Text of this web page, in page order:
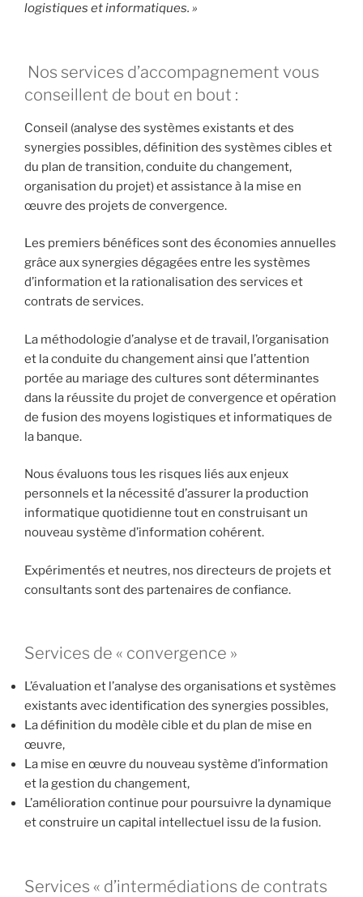
logistiques et informatiques. »
Nos services d’accompagnement vous
conseillent de bout en bout :
Conseil (analyse des systèmes existants et des
synergies possibles, définition des systèmes cibles et
du plan de transition, conduite du changement,
organisation du projet) et assistance à la mise en
œuvre des projets de convergence.
Les premiers bénéfices sont des économies annuelles
grâce aux synergies dégagées entre les systèmes
d’information et la rationalisation des services et
contrats de services.
La méthodologie d’analyse et de travail, l’organisation
et la conduite du changement ainsi que l’attention
portée au mariage des cultures sont déterminantes
dans la réussite du projet de convergence et opération
de fusion des moyens logistiques et informatiques de
la banque.
Nous évaluons tous les risques liés aux enjeux
personnels et la nécessité d’assurer la production
informatique quotidienne tout en construisant un
nouveau système d’information cohérent.
Expérimentés et neutres, nos directeurs de projets et
consultants sont des partenaires de confiance.
Services de « convergence »
L’évaluation et l’analyse des organisations et systèmes
existants avec identification des synergies possibles,
La définition du modèle cible et du plan de mise en
œuvre,
La mise en œuvre du nouveau système d’information
et la gestion du changement,
L’amélioration continue pour poursuivre la dynamique
et construire un capital intellectuel issu de la fusion.
Services « d’intermédiations de contrats